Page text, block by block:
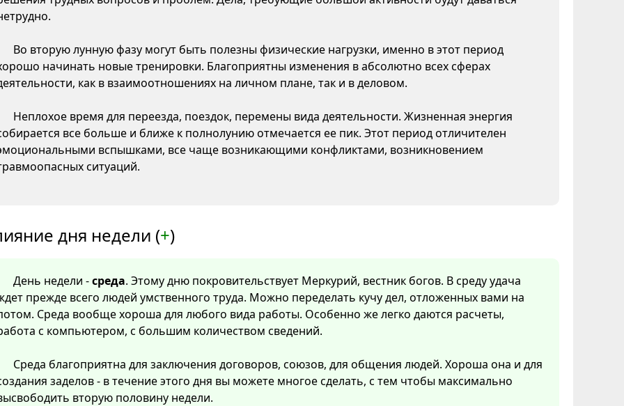
Во вторую лунную фазу могут быть полезны физические нагрузки, именно в этот период
начинать новые тренировки. Благоприятны изменения в абсолютно всех сферах
как в взаимоотношениях на личном плане, так и в деловом.
Неплохое время для переезда, поездок, перемены вида деятельности. Жизненная энергия
все больше и ближе к полнолунию отмечается ее пик. Этот период отличителен
вспышками, все чаще возникающими конфликтами, возникновением
ситуаций.
дня недели (+)
День недели -среда. Этому дню покровительствует Меркурий, вестник богов. В среду удача
прежде всего людей умственного труда. Можно переделать кучу дел, отложенных вами на
Среда вообще хороша для любого вида работы. Особенно же легко даются расчеты,
с компьютером, с большим количеством сведений.
Среда благоприятна для заключения договоров, союзов, для общения людей. Хороша она и для
заделов - в течение этого дня вы можете многое сделать, с тем чтобы максимально
вторую половину недели.